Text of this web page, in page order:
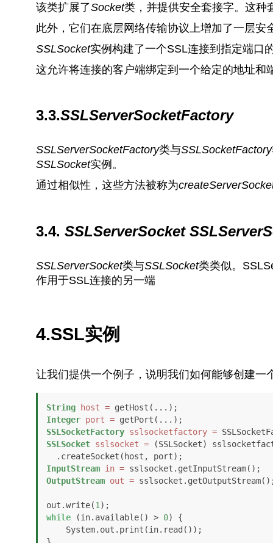
该类扩展了Socket类，并提供安全套接字。这种
此外，它们在底层网络传输协议上增加了一层安
SSLSocket实例构建了一个SSL连接到指定端口
这允许将连接的客户端绑定到一个给定的地址和
3.3.SSLServerSocketFactory
SSLServerSocketFactory类与SSLSocketFactory
SSLSocket实例。
通过相似性，这些方法被称为
3.4. SSLServerSocket
SSLServerSocket类与SSLSocket类类似。
作用于SSL连接的另一端
4.SSL实例
让我们提供一个例子，说明我们如何能够创建一
String host =
Integer port =
SSLSocketFactory sslsocketfactory =
SSLSocket sslsocket = (SSLSocket)
InputStream in =
OutputStream out =
out.write(1
while (in.available() > 0) {